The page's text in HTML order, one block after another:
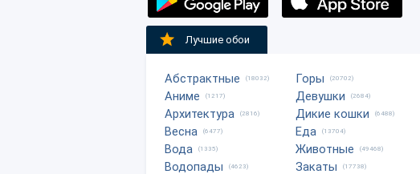
Лучшие обои
Абстрактные (18032)
Аниме (1217)
Архитектура (2816)
Весна (6477)
Вода (1335)
Водопады (4623)
Горы (20702)
Девушки (2684)
Дикие кошки (6488)
Еда (13704)
Животные (49468)
Закаты (17738)